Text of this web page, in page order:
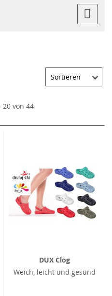
-20 von 44
DUX Clog
Weich, leicht und gesund